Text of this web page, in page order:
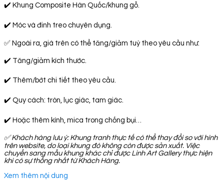
✔️ Khung Composite Hàn Quốc/khung gỗ.
✔️ Móc và đinh treo chuyên dụng.
✅ Ngoài ra, giá trên có thể tăng/giảm tuỳ theo yêu cầu như:
✔️ Tăng/giảm kích thước.
✔️ Thêm/bớt chi tiết theo yêu cầu.
✔️ Quy cách: tròn, lục giác, tam giác.
✔️ Hoặc thêm kính, mica trong chống bụi…
✅Khách hàng lưu ý: Khung tranh thực tế có thể thay đổi so với hình
trên website, do loại khung đó không còn được sản xuất. Việc
chuyển sang mẫu khung khác chỉ được Linh Art Gallery thực hiện
khi có sự thống nhất từ Khách Hàng.
Xem thêm nội dung